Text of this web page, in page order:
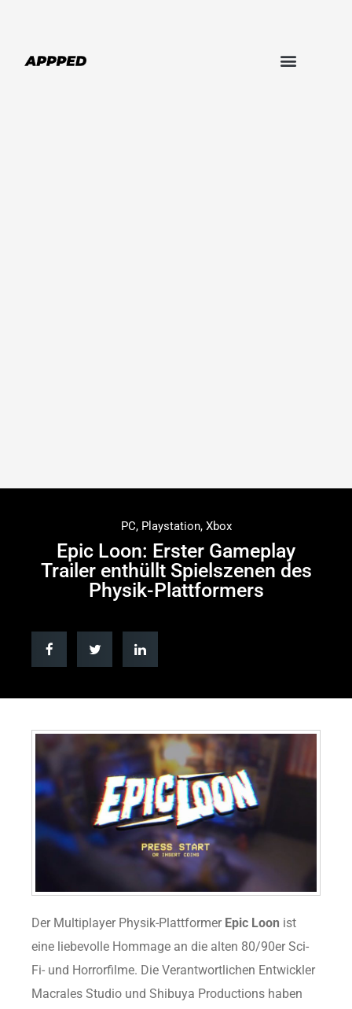
PC, Playstation, Xbox
Epic Loon: Erster Gameplay
Trailer enthüllt Spielszenen des
Physik-Plattformers
Der Multiplayer Physik-Plattformer Epic Loon ist
eine liebevolle Hommage an die alten 80/90er Sci-
Fi- und Horrorfilme. Die Verantwortlichen Entwickler
Macrales Studio und Shibuya Productions haben